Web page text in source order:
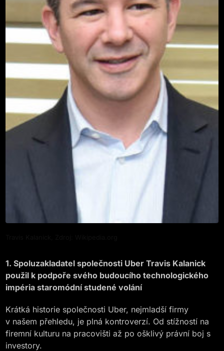
1. Spoluzakladatel společnosti Uber Travis Kalanick
použil k podpoře svého budoucího technologického
impéria staromódní studené volání
Krátká historie společnosti Uber, nejmladší firmy
v našem přehledu, je plná kontroverzí. Od stížností na
firemní kulturu na pracovišti až po ošklivý právní boj s
investory.